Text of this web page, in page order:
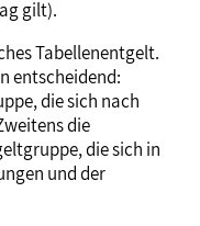
gilt).
Tabellenentgelt.
entscheidend:
die sich nach
die
die sich in
und der